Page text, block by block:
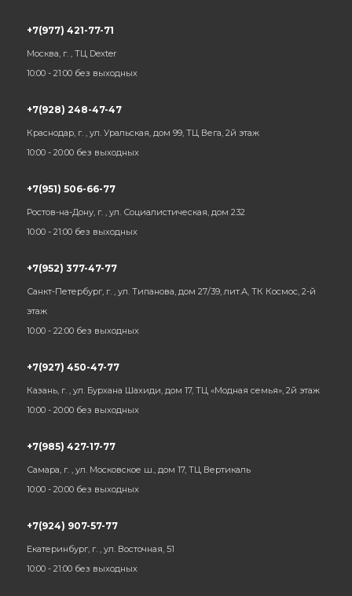
+7(977) 421-77-71
Москва, г. , ТЦ Dexter
10:00 - 21:00 без выходных
+7(928) 248-47-47
Краснодар, г. , ул. Уральская, дом 99, ТЦ Вега, 2й этаж
10:00 - 20:00 без выходных
+7(951) 506-66-77
Ростов-на-Дону, г. , ул. Социалистическая, дом 232
10:00 - 21:00 без выходных
+7(952) 377-47-77
Санкт-Петербург, г. , ул. Типанова, дом 27/39, лит.А, ТК Космос, 2-й
этаж
10:00 - 22:00 без выходных
+7(927) 450-47-77
Казань, г. , ул. Бурхана Шахиди, дом 17, ТЦ «Модная семья», 2й этаж
10:00 - 20:00 без выходных
+7(985) 427-17-77
Самара, г. , ул. Московское ш., дом 17, ТЦ Вертикаль
10:00 - 20:00 без выходных
+7(924) 907-57-77
Екатеринбург, г. , ул. Восточная, 51
10:00 - 21:00 без выходных